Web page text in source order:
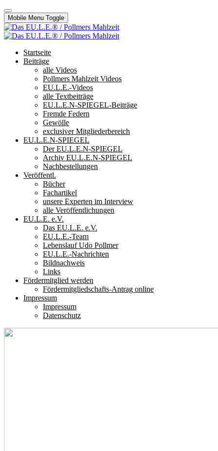
Mobile Menu Toggle
Startseite
Beiträge
alle Videos
Pollmers Mahlzeit Videos
EU.L.E.-Videos
alle Textbeiträge
EU.L.E.N-SPIEGEL-Beiträge
Fremde Federn
Gewölle
exclusiver Mitgliederbereich
EU.L.E.N-SPIEGEL
Der EU.L.E.N-SPIEGEL
Archiv EU.L.E.N-SPIEGEL
Nachbestellungen
Veröffentl.
Bücher
Fachartikel
unsere Experten im Interview
alle Veröffentlichungen
EU.L.E. e.V.
Das EU.L.E. e.V.
EU.L.E.-Team
Lebenslauf Udo Pollmer
EU.L.E.-Nachrichten
Bildnachweis
Links
Fördermitglied werden
Fördermitgliedschafts-Antrag online
Impressum
Impressum
Datenschutz